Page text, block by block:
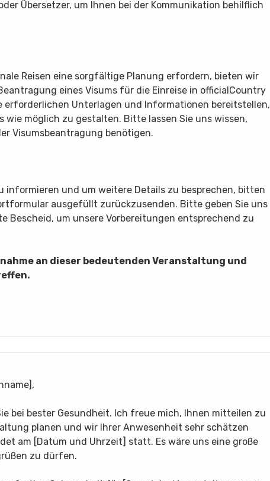
Übersetzer, um Ihnen bei der Kommunikation behilflich
Reisen eine sorgfältige Planung erfordern, bieten wir
eines Visums für die Einreise in officialCountry
erforderlichen Unterlagen und Informationen bereitstellen,
wie möglich zu gestalten. Bitte lassen Sie uns wissen,
Visumsbeantragung benötigen.
informieren und um weitere Details zu besprechen, bitten
ausgefüllt zurückzusenden. Bitte geben Sie uns
Bescheid, um unsere Vorbereitungen entsprechend zu
an dieser bedeutenden Veranstaltung und
bei bester Gesundheit. Ich freue mich, Ihnen mitteilen zu
planen und wir Ihrer Anwesenheit sehr schätzen
am [Datum und Uhrzeit] statt. Es wäre uns eine große
zu dürfen.